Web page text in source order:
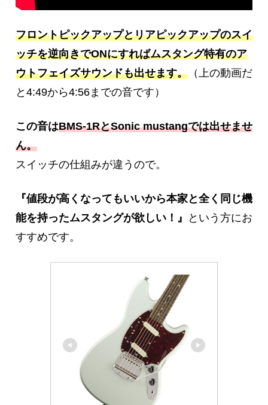
フロントピックアップとリアピックアップのスイ
ッチを逆向きでONにすればムスタング特有のア
ウトフェイズサウンドも出せます。 （上の動画だ
と4:49から4:56までの音です）
この音はBMS-1RとSonic mustangでは出せませ
ん。
スイッチの仕組みが違うので。
『値段が高くなってもいいから本家と全く同じ機
能を持ったムスタングが欲しい！』
という方にお
すすめです。